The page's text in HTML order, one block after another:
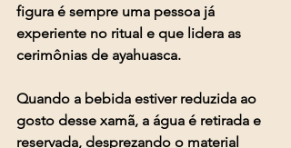
figura é sempre uma pessoa já
experiente no ritual e que lidera as
cerimônias de ayahuasca.
Quando a bebida estiver reduzida ao
gosto desse xamã, a água é retirada e
reservada, desprezando o material